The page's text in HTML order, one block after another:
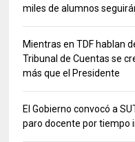
miles de alumnos
Mientras en TDF hablan
Tribunal de Cuentas se
más que el Presidente
El Gobierno convocó a
paro docente por tiempo